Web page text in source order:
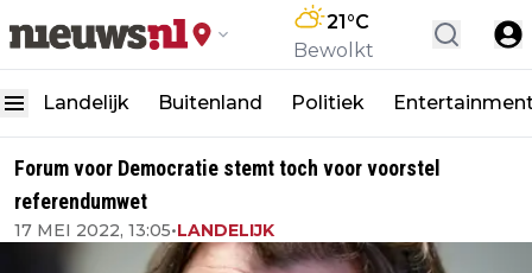
21°C
Bewolkt
Landelijk Buitenland Politiek
Forum voor Democratie stemt toch voor voorstel
referendumwet
17 MEI 2022, 13:05•LANDELIJK